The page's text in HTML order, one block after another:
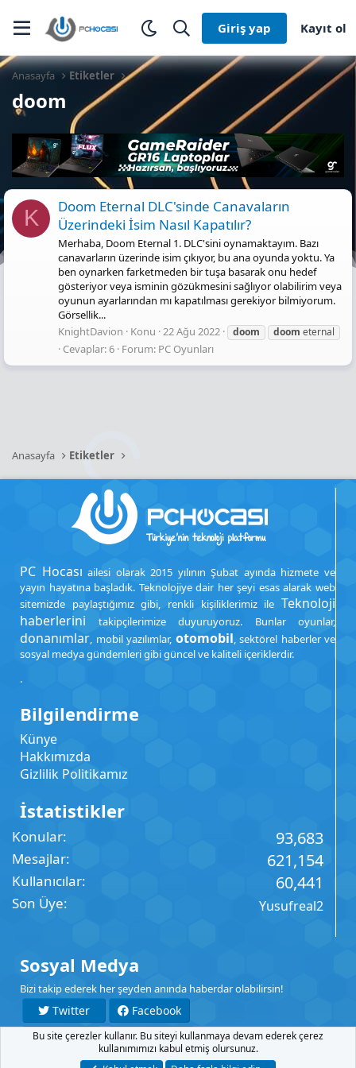
Giriş yap Kayıt ol
Anasayfa Etiketler
doom
K
Doom Eternal DLC'sinde Canavaların
Üzerindeki İsim Nasıl Kapatılır?
Merhaba, Doom Eternal 1. DLC'sini oynamaktayım. Bazı
canavarların üzerinde isim çıkıyor, bu ana oyunda yoktu. Ya
ben oynarken farketmeden bir tuşa basarak onu hedef
gösteriyor veya isminin gözükmesini sağlıyor olabilirim veya
oyunun ayarlarından mı kapatılması gerekiyor bilmiyorum.
Görsellik...
KnightDavion
Konu 22 Ağu 2022 doom doom eternal
Cevaplar: 6 Forum: PC Oyunları
Anasayfa Etiketler
PC Hocası ailesi olarak 2015 yılının Şubat ayında hizmete ve
yayın hayatına başladık. Teknolojiye dair her şeyi esas alarak web
sitemizde paylaştığımız gibi, renkli kişiliklerimiz ile Teknoloji
haberlerini takipçilerimize duyuruyoruz. Bunlar oyunlar,
donanımlar, mobil yazılımlar, otomobil, sektörel haberler ve
sosyal medya gündemleri gibi güncel ve kaliteli içeriklerdir.
.
Bilgilendirme
Künye
Hakkımızda
Gizlilik Politikamız
İstatistikler
Konular 93,683
Mesajlar 621,154
Kullanıcılar 60,441
Son Üye Yusufreal2
Sosyal Medya
Bizi takip ederek her şeyden anında haberdar olabilirsin!
Twitter
Facebook
YouTube
Instagram
Bu site çerezler kullanır. Bu siteyi kullanmaya devam ederek çerez
kullanımımızı kabul etmiş olursunuz.